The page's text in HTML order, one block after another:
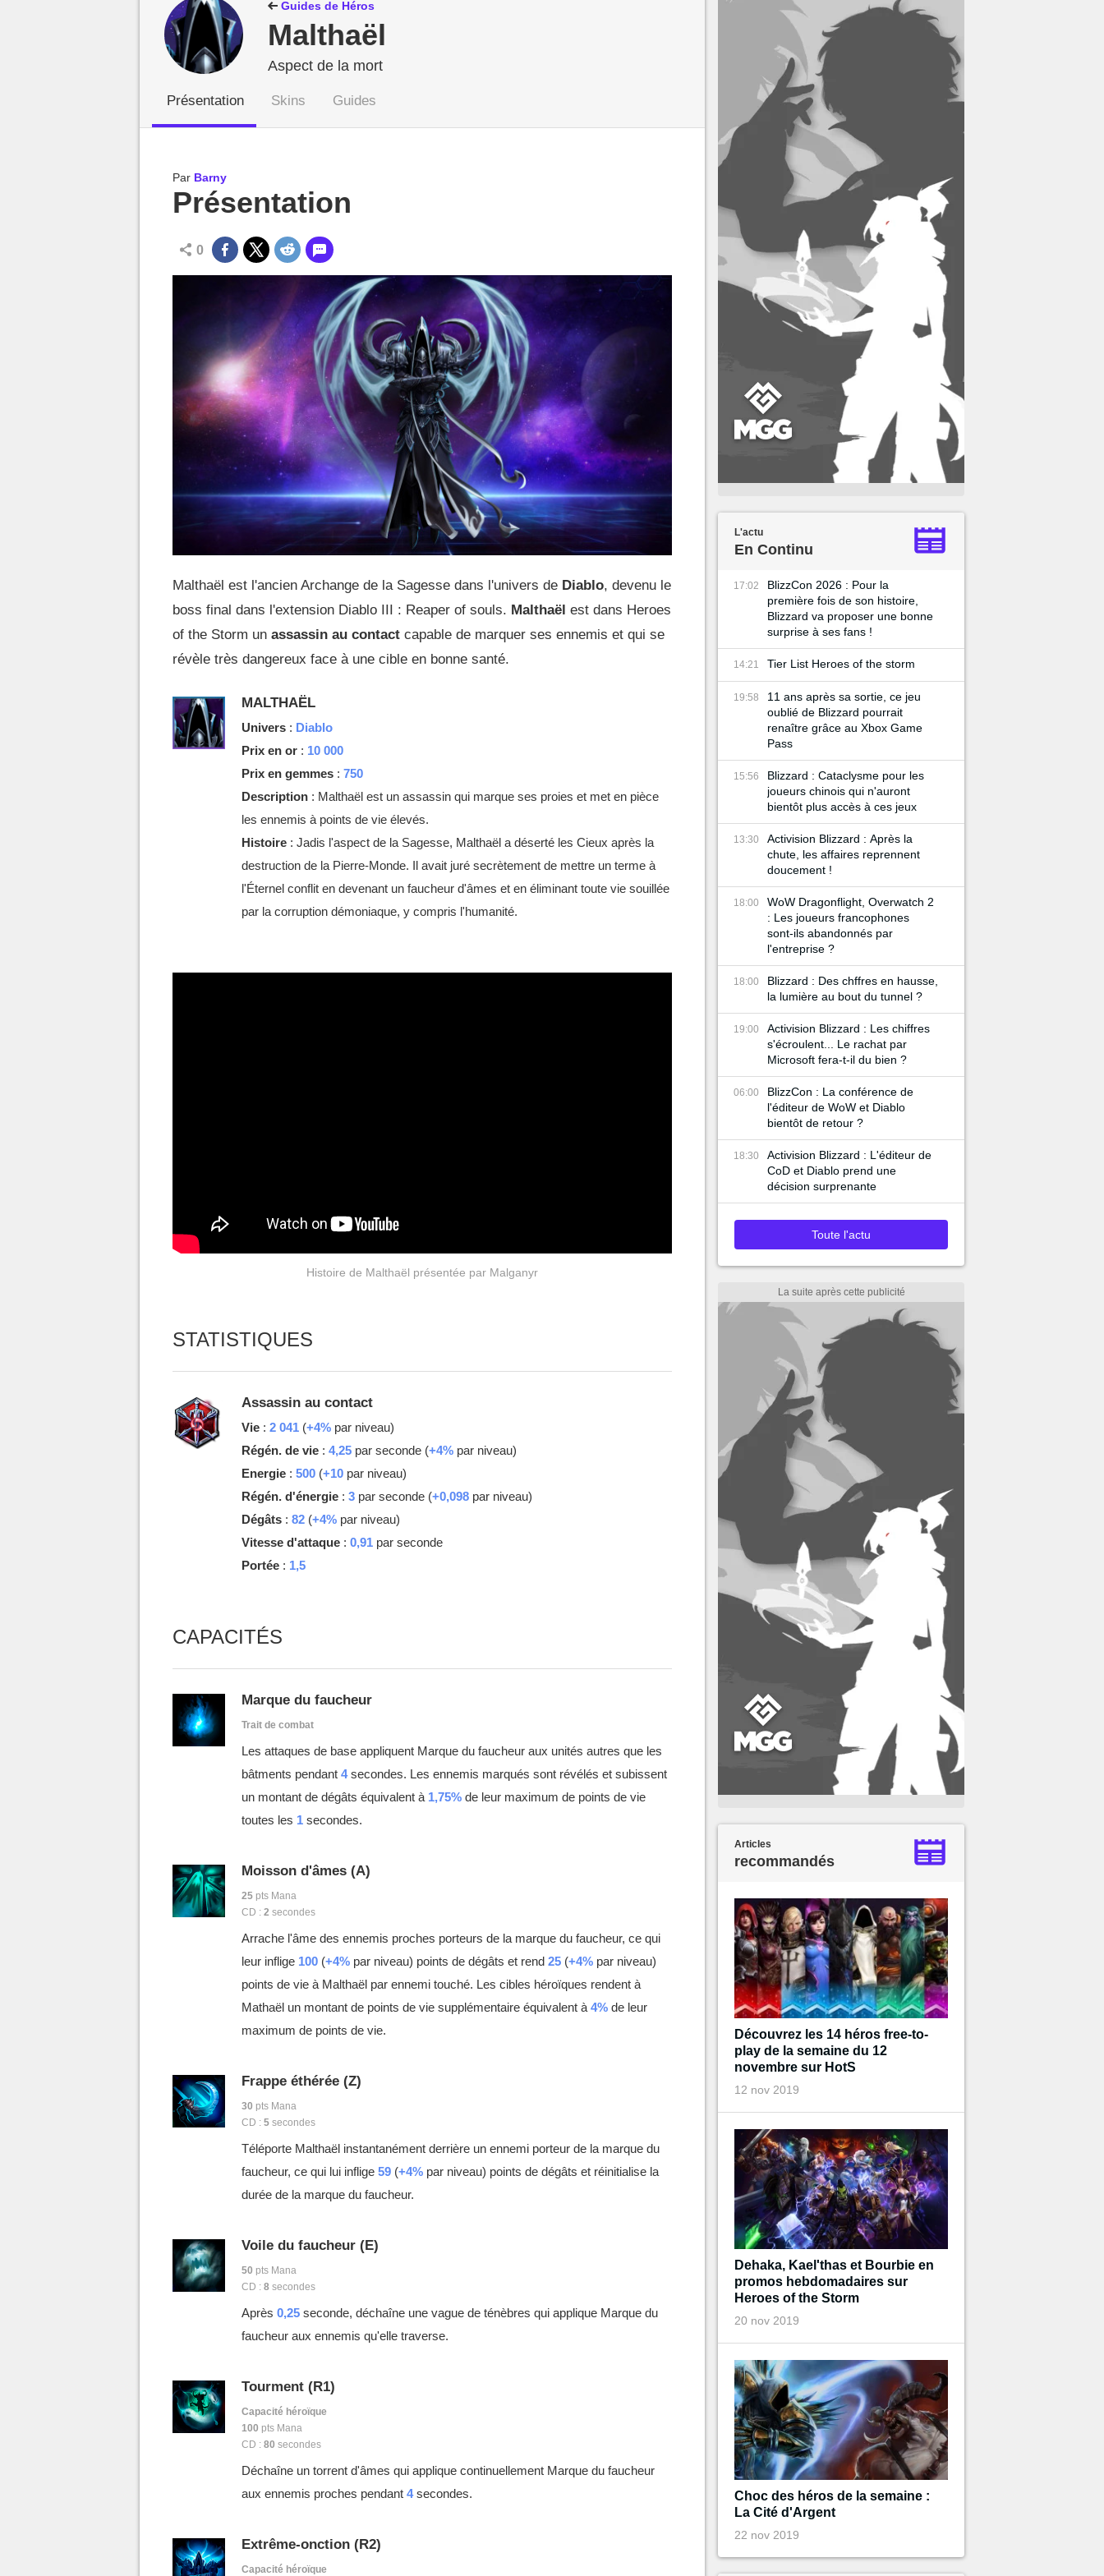
MGG Guides de Héros
Malthaël
Aspect de la mort
Présentation Skins Guides
Par Barny
Présentation
0
Malthaël est l'ancien Archange de la Sagesse dans l'univers de Diablo, devenu le
boss final dans l'extension Diablo III : Reaper of souls. Malthaël est dans Heroes
of the Storm un assassin au contact capable de marquer ses ennemis et qui se
révèle très dangereux face à une cible en bonne santé.
MALTHAËL
Univers: Diablo
Prix en or: 10 000
Prix en gemmes: 750
Description: Malthaël est un assassin qui marque ses proies et met en pièce
les ennemis à points de vie élevés.
Histoire: Jadis l'aspect de la Sagesse, Malthaël a déserté les Cieux après la
destruction de la Pierre-Monde. Il avait juré secrètement de mettre un terme à
l'Éternel conflit en devenant un faucheur d'âmes et en éliminant toute vie souillée
par la corruption démoniaque, y compris l'humanité.
Histoire de Malthaël présentée par Malganyr
STATISTIQUES
Assassin au contact
Vie : 2 041 (+4% par niveau)
Régén. de vie : 4,25 par seconde (+4% par niveau)
Energie : 500 (+10 par niveau)
Régén. d'énergie : 3 par seconde (+0,098 par niveau)
Dégâts : 82 (+4% par niveau)
Vitesse d'attaque : 0,91 par seconde
Portée : 1,5
CAPACITÉS
Marque du faucheur
Trait de combat
Les attaques de base appliquent Marque du faucheur aux unités autres que les
bâtments pendant 4secondes. Les ennemis marqués sont révélés et subissent
un montant de dégâts équivalent à 1,75%de leur maximum de points de vie
toutes les 1secondes.
Moisson d'âmes (A)
25pts Mana
CD : 2 secondes
Arrache l'âme des ennemis proches porteurs de la marque du faucheur, ce qui
leur inflige 100(+4%par niveau) points de dégâts et rend 25(+4%par niveau)
points de vie à Malthaël par ennemi touché. Les cibles héroïques rendent à
Mathaël un montant de points de vie supplémentaire équivalent à 4%de leur
maximum de points de vie.
Frappe éthérée (Z)
30 pts Mana
CD : 5secondes
Téléporte Malthaël instantanément derrière un ennemi porteur de la marque du
faucheur, ce qui lui inflige 59(+4%par niveau) points de dégâts et réinitialise la
durée de la marque du faucheur.
Voile du faucheur (E)
50 pts Mana
CD : 8secondes
Après 0,25seconde, déchaîne une vague de ténèbres qui applique Marque du
faucheur aux ennemis qu'elle traverse.
Tourment (R1)
Capacité héroïque
100 pts Mana
CD : 80 secondes
Déchaîne un torrent d'âmes qui applique continuellement Marque du faucheur
aux ennemis proches pendant 4secondes.
Extrême-onction (R2)
Capacité héroïque
L'actu
En Continu
17:02
BlizzCon 2026 : Pour la
première fois de son histoire,
Blizzard va proposer une bonne
surprise à ses fans !
14:21 Tier List Heroes of the storm
19:58
11 ans après sa sortie, ce jeu
oublié de Blizzard pourrait
renaître grâce au Xbox Game
Pass
15:56
Blizzard : Cataclysme pour les
joueurs chinois qui n'auront
bientôt plus accès à ces jeux
13:30
Activision Blizzard : Après la
chute, les affaires reprennent
doucement !
18:00
WoW Dragonflight, Overwatch 2
: Les joueurs francophones
sont-ils abandonnés par
l'entreprise ?
18:00
Blizzard : Des chffres en hausse,
la lumière au bout du tunnel ?
19:00
Activision Blizzard : Les chiffres
s'écroulent... Le rachat par
Microsoft fera-t-il du bien ?
06:00
BlizzCon : La conférence de
l'éditeur de WoW et Diablo
bientôt de retour ?
18:30
Activision Blizzard : L'éditeur de
CoD et Diablo prend une
décision surprenante
Toute l'actu
Articles
recommandés
Découvrez les 14 héros free-to-
play de la semaine du 12
novembre sur HotS
12 nov 2019
Dehaka, Kael'thas et Bourbie en
promos hebdomadaires sur
Heroes of the Storm
20 nov 2019
Choc des héros de la semaine :
La Cité d'Argent
22 nov 2019